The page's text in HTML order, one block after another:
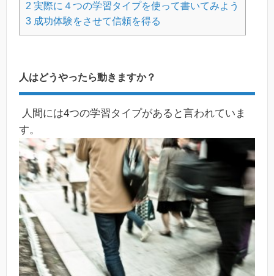
2 実際に４つの学習タイプを使って書いてみよう
3 成功体験をさせて信頼を得る
人はどうやったら動きますか？
人間には4つの学習タイプがあると言われていま
す。